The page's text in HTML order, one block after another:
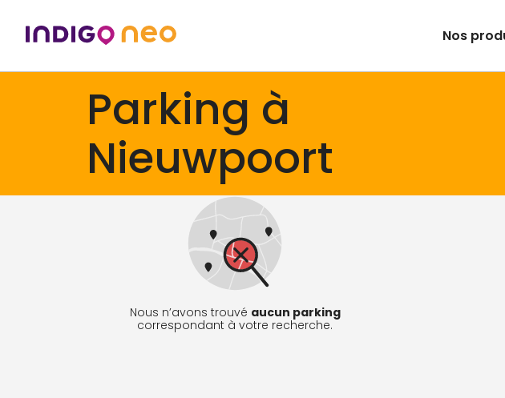
Nos
Parking à
Nieuwpoort
Nous n’avons trouvé aucun parking
correspondant à votre recherche.